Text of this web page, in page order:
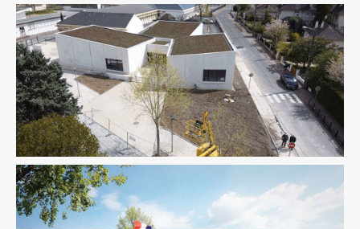
Équipement Public Ingenierie TCE